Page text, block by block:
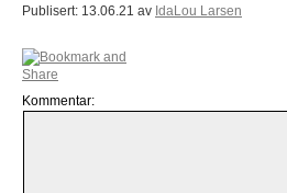
Publisert: 13.06.21 av IdaLou Larsen
Kommentar: